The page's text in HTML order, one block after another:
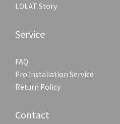
LOLAT Story
Service
FAQ
Pro Installation Service
Return Policy
Contact